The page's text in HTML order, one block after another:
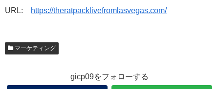
URL: https://theratpacklivefromlasvegas.com/
マーケティング
gicp09をフォローする